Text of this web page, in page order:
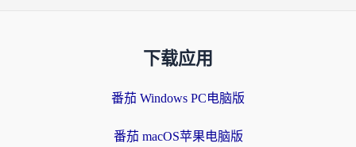
下载应用
番茄 Windows PC电脑版
番茄 macOS苹果电脑版